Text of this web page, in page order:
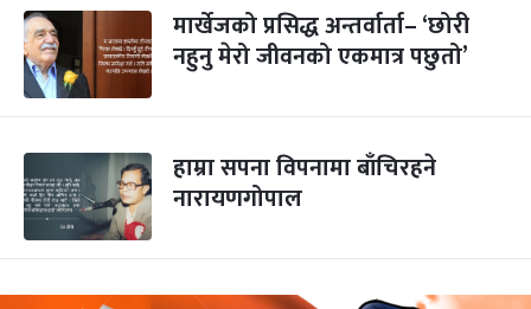
मार्खेजको प्रसिद्ध अन्तर्वार्ता– ‘छोरी
नहुनु मेरो जीवनको एकमात्र पछुतो’
हाम्रा सपना विपनामा बाँचिरहने
नारायणगोपाल